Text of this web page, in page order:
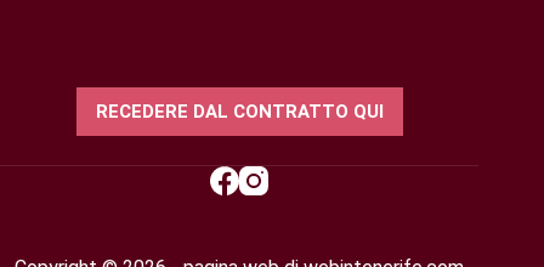
RECEDERE DAL CONTRATTO QUI